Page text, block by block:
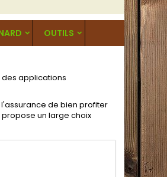
OUTILS
des applications
de bien profiter
un large choix